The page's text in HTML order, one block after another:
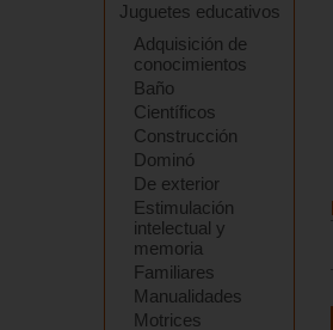
Juguetes educativos
Adquisición de
conocimientos
Baño
Científicos
Construcción
Dominó
De exterior
Estimulación
intelectual y
memoria
Familiares
Manualidades
Motrices